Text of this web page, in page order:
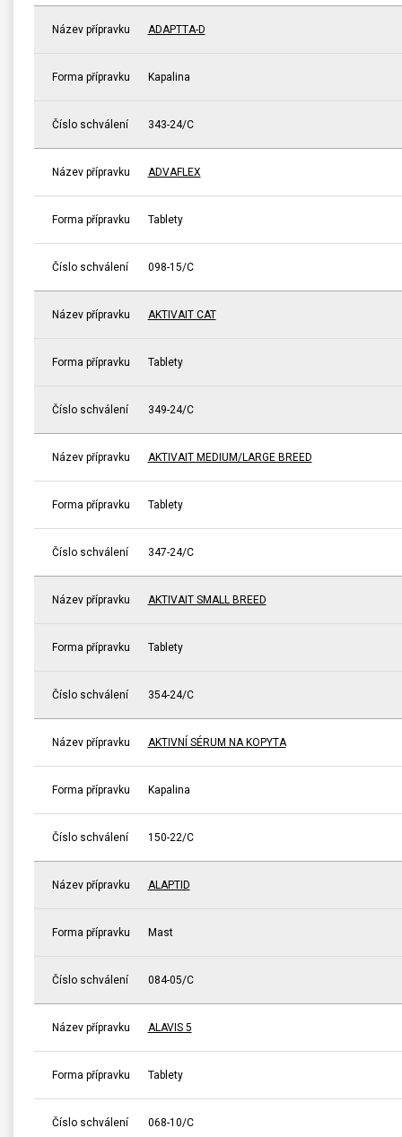
Název přípravku ADAPTTA-D
Forma přípravku Kapalina
Číslo schválení 343-24/C
Název přípravku ADVAFLEX
Forma přípravku Tablety
Číslo schválení 098-15/C
Název přípravku AKTIVAIT CAT
Forma přípravku Tablety
Číslo schválení 349-24/C
Název přípravku AKTIVAIT MEDIUM/LARGE BREED
Forma přípravku Tablety
Číslo schválení 347-24/C
Název přípravku AKTIVAIT SMALL BREED
Forma přípravku Tablety
Číslo schválení 354-24/C
Název přípravku AKTIVNÍ SÉRUM NA KOPYTA
Forma přípravku Kapalina
Číslo schválení 150-22/C
Název přípravku ALAPTID
Forma přípravku Mast
Číslo schválení 084-05/C
Název přípravku ALAVIS 5
Forma přípravku Tablety
Číslo schválení 068-10/C